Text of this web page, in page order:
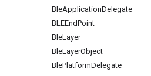
BleApplicationDelegate
BLEEndPoint
BleLayer
BleLayerObject
BlePlatformDelegate